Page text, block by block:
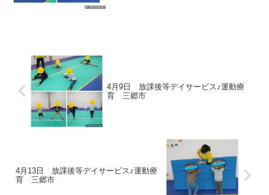
4月9日 放課後等デイサービス♪運動療
育 三郷市
4月13日 放課後等デイサービス♪運動療
育 三郷市